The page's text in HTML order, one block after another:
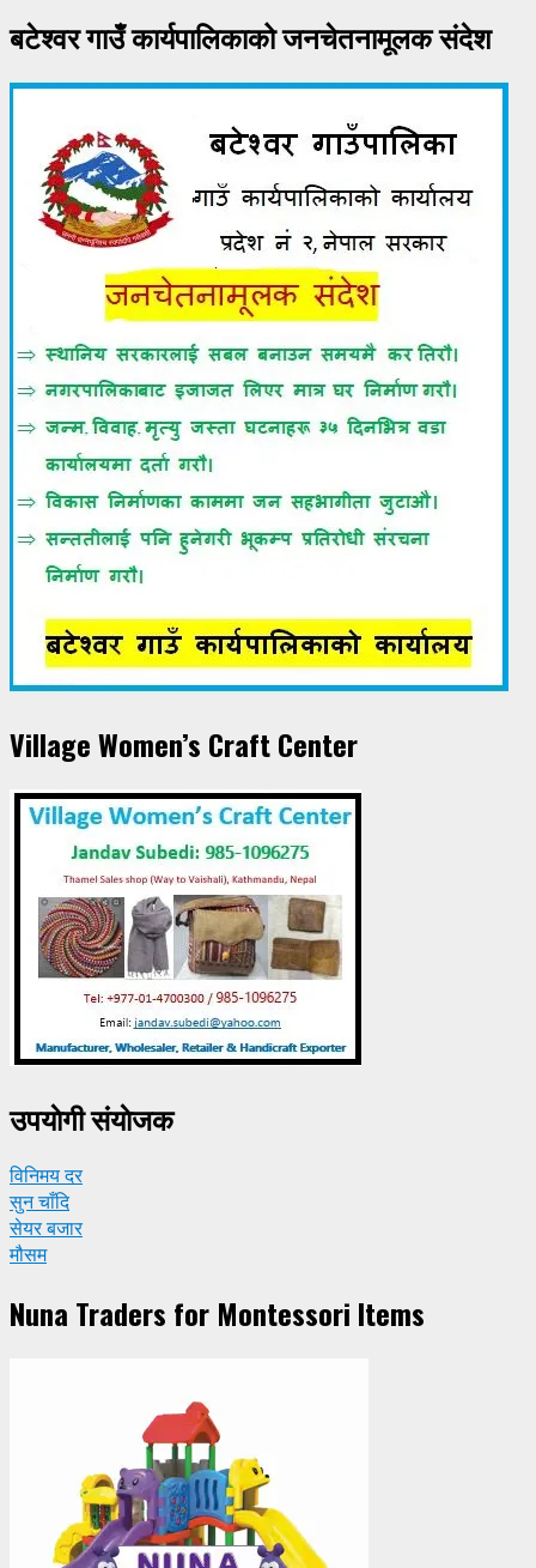
बटेश्वर गाउँ कार्यपालिकाको जनचेतनामूलक संदेश
Village Women’s Craft Center
उपयाेगी संयाेजक
विनिमय दर
सुन चाँदि
सेयर बजार
मौसम
Nuna Traders for Montessori Items